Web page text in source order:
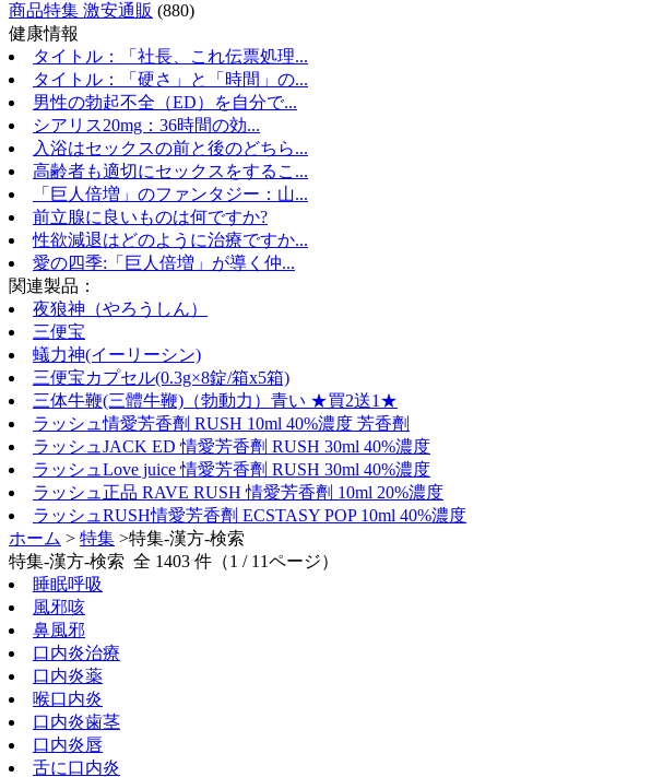
商品特集 激安通販 (880)
健康情報
タイトル：「社長、これ伝票処理...
タイトル：「硬さ」と「時間」の...
男性の勃起不全（ED）を自分で...
シアリス20mg：36時間の効...
入浴はセックスの前と後のどちら...
高齢者も適切にセックスをするこ...
「巨人倍増」のファンタジー：山...
前立腺に良いものは何ですか?
性欲減退はどのように治療ですか...
愛の四季:「巨人倍増」が導く仲...
関連製品：
夜狼神（やろうしん）
三便宝
蟻力神(イーリーシン)
三便宝カプセル(0.3g×8錠/箱x5箱)
三体牛鞭(三體牛鞭)（勃動力）青い ★買2送1★
ラッシュ情愛芳香劑 RUSH 10ml 40%濃度 芳香劑
ラッシュJACK ED 情愛芳香劑 RUSH 30ml 40%濃度
ラッシュLove juice 情愛芳香劑 RUSH 30ml 40%濃度
ラッシュ正品 RAVE RUSH 情愛芳香劑 10ml 20%濃度
ラッシュRUSH情愛芳香劑 ECSTASY POP 10ml 40%濃度
ホーム > 特集 >特集-漢方-検索
特集-漢方-検索 全 1403 件（1 / 11ページ）
睡眠呼吸
風邪咳
鼻風邪
口内炎治療
口内炎薬
喉口内炎
口内炎歯茎
口内炎唇
舌に口内炎